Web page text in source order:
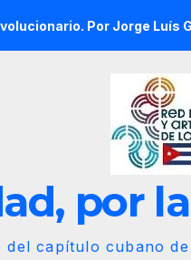
Jorge Luís Guach
por
del capítulo cubano